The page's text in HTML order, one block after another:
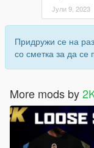
Јули 9, 2023
Придружи се на
со сметка за да
More mods by